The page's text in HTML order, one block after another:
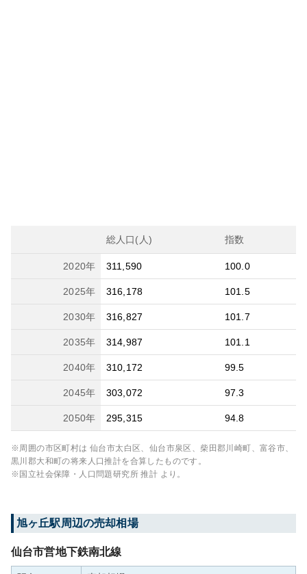
総人口(人) 指数
2020年 311,590 100.0
2025年 316,178 101.5
2030年 316,827 101.7
2035年 314,987 101.1
2040年 310,172 99.5
2045年 303,072 97.3
2050年 295,315 94.8
※周囲の市区町村は 仙台市太白区、仙台市泉区、柴田郡川崎町、富谷市、
黒川郡大和町の将来人口推計を合算したものです。
※国立社会保障・人口問題研究所 推計 より。
旭ヶ丘駅周辺の売却相場
仙台市営地下鉄南北線